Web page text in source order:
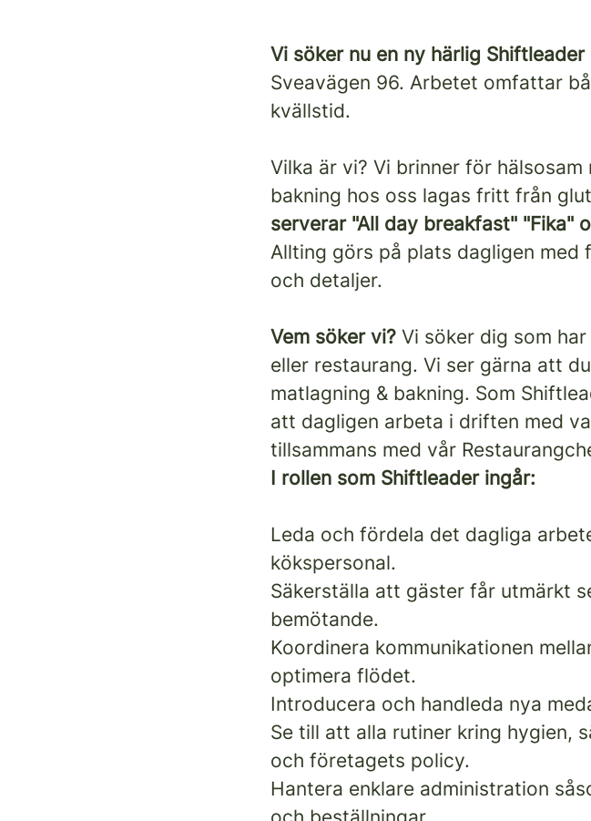
Vi söker nu en ny härlig Shiftleader
Sveavägen 96. Arbetet omfattar
kvällstid.
Vilka är vi? Vi brinner för
bakning hos oss lagas fritt från
serverar "All day breakfast" "Fika"
Allting görs på plats dagligen med
och detaljer.
Vem söker vi? Vi söker dig som
eller restaurang. Vi ser gärna att
matlagning & bakning. Som
att dagligen arbeta i driften med
tillsammans med vår
I rollen som Shiftleader ingår:
Leda och fördela det dagliga
kökspersonal.
Säkerställa att gäster får utmärkt
bemötande.
Koordinera kommunikationen
optimera flödet.
Introducera och handleda nya
Se till att alla rutiner kring hygien,
och företagets policy.
Hantera enklare administration